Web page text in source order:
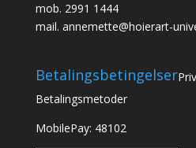
mob. 2991 1444
mail. annemette@hoierart-
Betalingsbetingelser
Betalingsmetoder
MobilePay: 48102